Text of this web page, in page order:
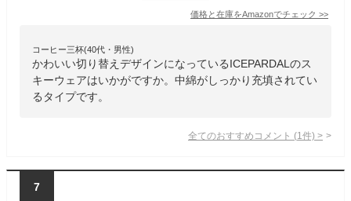
価格と在庫をAmazonでチェック >>
コーヒー三杯(40代・男性)
かわいい切り替えデザインになっているICEPARDALのス
キーウェアはいかがですか。中綿がしっかり充填されてい
るタイプです。
全てのおすすめコメント (1 件) >
7